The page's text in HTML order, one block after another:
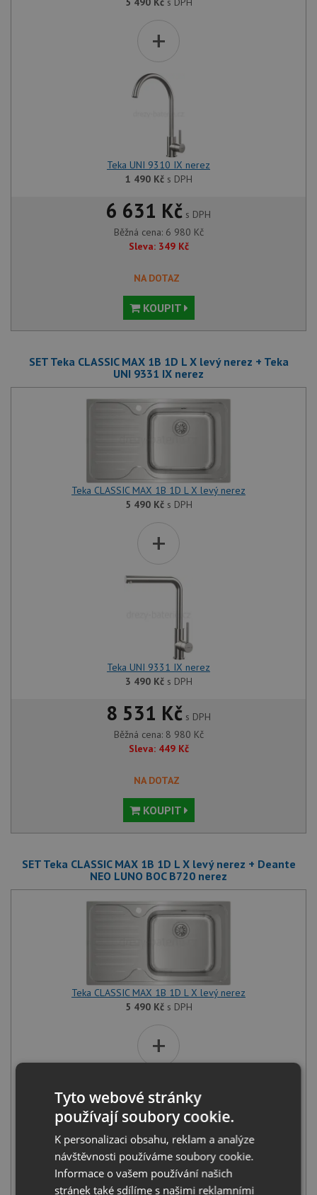
+
Teka UNI 9310 IX nerez
1 490 Kčs DPH
6 631 Kč s DPH
Běžná cena: 6 980 Kč
Sleva: 349 Kč
NA DOTAZ
KOUPIT
SET Teka CLASSIC MAX 1B 1D L X levý nerez + Teka
UNI 9331 IX nerez
Teka CLASSIC MAX 1B 1D L X levý nerez
5 490 Kčs DPH
+
Teka UNI 9331 IX nerez
3 490 Kčs DPH
8 531 Kč s DPH
Běžná cena: 8 980 Kč
Sleva: 449 Kč
NA DOTAZ
KOUPIT
SET Teka CLASSIC MAX 1B 1D L X levý nerez + Deante
NEO LUNO BOC B720 nerez
Teka CLASSIC MAX 1B 1D L X levý nerez
5 490 Kčs DPH
+
Deante NEO LUNO BOC B720 nerez
1 990
s DPH
Tyto webové stránky
používají soubory cookie.
K personalizaci obsahu, reklam a analýze
návštěvnosti používáme soubory cookie.
Informace o vašem používání našich
stránek také sdílíme s našimi reklamními